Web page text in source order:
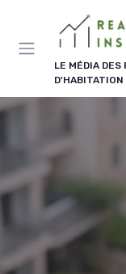
LE MÉDIA DES
D'HABITATION